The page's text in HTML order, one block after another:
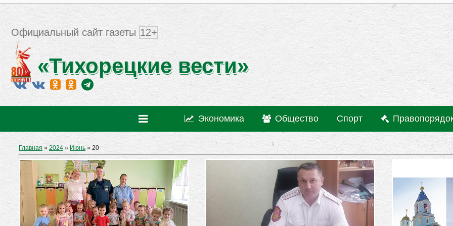
Официальный сайт газеты 12+
«Тихорецкие вести»
Экономика Общество Спорт
Главная »2024 » Июнь » 20